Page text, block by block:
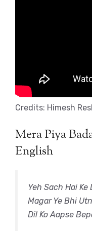
Credits: Himesh
Mera Piya
English
Yeh Sach Hai
Magar Ye Bhi
Dil Ko Aapse